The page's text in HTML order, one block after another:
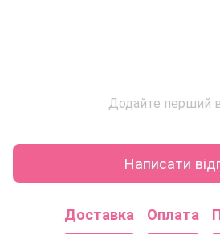
Додайте перший
Написати
Доставка Оплата